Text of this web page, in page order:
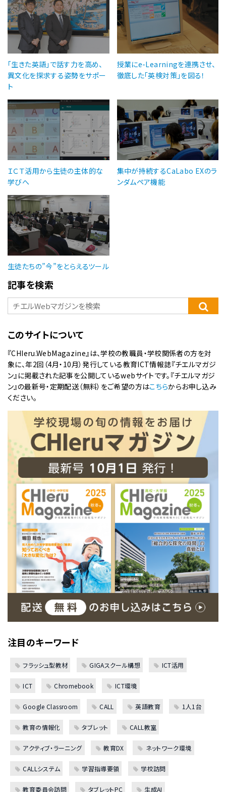
「生きた英語」で話す力を高め、
異文化を探求する姿勢をサポー
ト
授業にe-Learningを連携させ、
徹底した「英検対策」を図る！
ＩＣＴ活用から生徒の主体的な
学びへ
集中が持続するCaLabo EXのラ
ンダムペア機能
生徒たちの”今”をとらえるツール
記事を検索
このサイトについて
『CHIeru.WebMagazine』は、学校の教職員・学校関係者の方を対
象に、年2回（4月・10月）発行している教育ICT情報誌『チエルマガジ
ン』に掲載された記事を公開しているwebサイトです。『チエルマガジ
ン』の最新号・定期配送（無料）をご希望の方はこちらからお申し込み
ください。
注目のキーワード
フラッシュ型教材 GIGAスクール構想 ICT活用
ICT Chromebook ICT環境
Google Classroom CALL 英語教育 1人1台
教育の情報化 タブレット CALL教室
アクティブ・ラーニング 教育DX ネットワーク環境
CALLシステム 学習指導要領 学校訪問
教育委員会訪問 タブレットPC 生成AI